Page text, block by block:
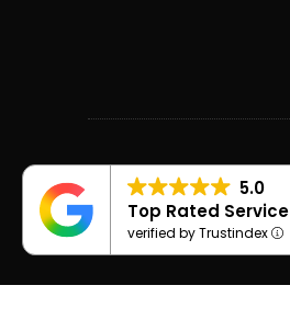
5.0
Top Rated Service
verified by Trustindex